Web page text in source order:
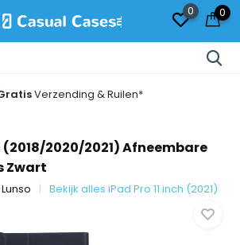
0 0
Verzending & Ruilen*
(2018/2020/2021) Afneembare
Zwart
Lunso Bekijk alles iPad Pro 11 inch (2021)